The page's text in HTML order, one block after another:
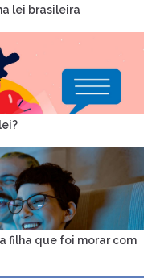
lei brasileira
filha que foi morar com